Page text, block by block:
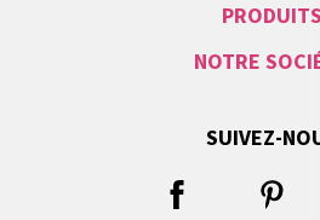
PRODUITS
NOTRE
SUIVEZ-